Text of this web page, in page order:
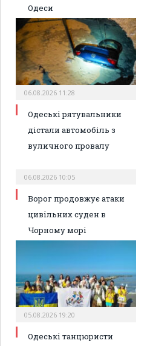
Одеси
06.08.2026 11:28
Одеські рятувальники
дістали автомобіль з
вуличного провалу
06.08.2026 10:05
Ворог продовжує атаки
цивільних суден в
Чорному морі
05.08.2026 19:20
Одеські танцюристи